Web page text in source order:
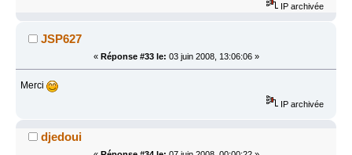
IP archivée
JSP627
« Réponse #33 le: 03 juin 2008, 13:06:06 »
Merci
IP archivée
djedoui